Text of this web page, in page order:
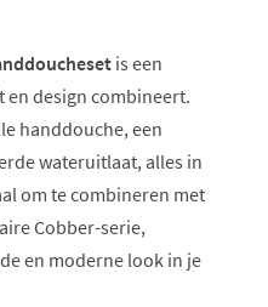
is een
design combineert.
handdouche, een
wateruitlaat, alles in
om te combineren met
Cobber-serie,
en moderne look in je